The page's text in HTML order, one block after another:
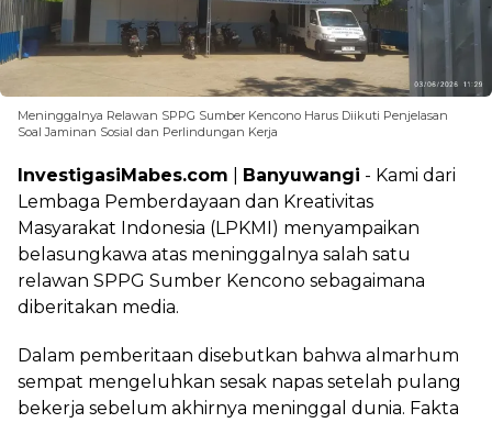
Meninggalnya Relawan SPPG Sumber Kencono Harus Diikuti Penjelasan
Soal Jaminan Sosial dan Perlindungan Kerja
InvestigasiMabes.com Banyuwangi - Kami dari
Lembaga Pemberdayaan dan Kreativitas
Masyarakat Indonesia (LPKMI) menyampaikan
belasungkawa atas meninggalnya salah satu
relawan SPPG Sumber Kencono sebagaimana
diberitakan media.
Dalam pemberitaan disebutkan bahwa almarhum
sempat mengeluhkan sesak napas setelah pulang
bekerja sebelum akhirnya meninggal dunia. Fakta